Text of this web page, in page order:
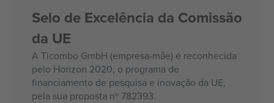
Selo de Excelência da Comissão
da UE
A Ticombo GmbH (empresa-mãe) é reconhecida
pelo Horizon 2020, o programa de
financiamento de pesquisa e inovação da UE,
pela sua proposta nº 782393.